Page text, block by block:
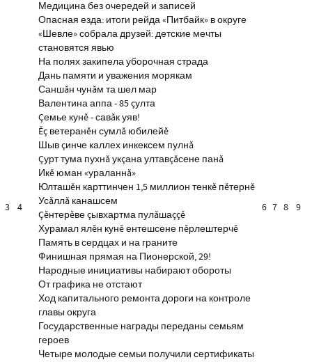
3 4
Медицина без очередей и записей
Опасная езда: итоги рейда «Питбайк» в округе
«Шевле» собрала друзей: детские мечты
становятся явью
На полях закипела уборочная страда
Дань памяти и уважения морякам
Саншăн чунăм та шел мар
Валентина аппа - 85 çулта
Çемье кунĕ - савăк уяв!
Ĕç ветеранĕн сумлă юбилейĕ
Шыв çинче каллех инкексем пулнă
Çурт тума пухнă укçана ултавçăсене панă
Икĕ юман «ураланнă»
Юлташĕн карттинчен 1,5 миллион тенкĕ пĕтернĕ
Усăллă канашсем
Çĕнтерĕве çывхартма пулăшаççĕ
Хурамал ялĕн кунĕ ентешсене пĕрлештерчĕ
Память в сердцах и на граните
Финишная прямая на Пионерской, 29!
Народные инициативы набирают обороты
От графика не отстают
Ход капитального ремонта дороги на контроле
главы округа
Государственные награды переданы семьям
героев
Четыре молодые семьи получили сертификаты
6 7 8 9